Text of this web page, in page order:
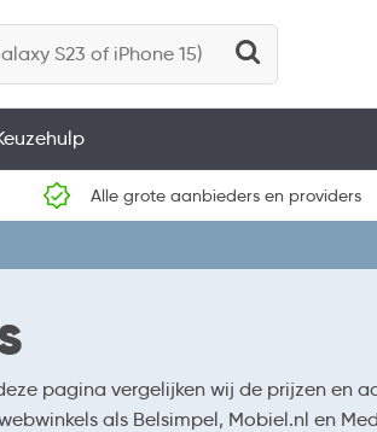
Alle grote aanbieders en providers
pagina vergelijken wij de prijzen en
als Belsimpel, Mobiel.nl en